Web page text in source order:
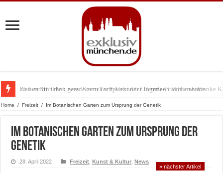
Zu Gast im Fränk’ness: Sternekoch Alexander Herrmann lädt krebskranke
Warum München gerade zum Treffpunkt der Lingerie-Branche wurde
Home / Freizeit / Im Botanischen Garten zum Ursprung der Genetik
Im Botanischen Garten zum Ursprung der
Genetik
28. April 2022 Freizeit ,Kunst & Kultur ,News
» nächster Artikel